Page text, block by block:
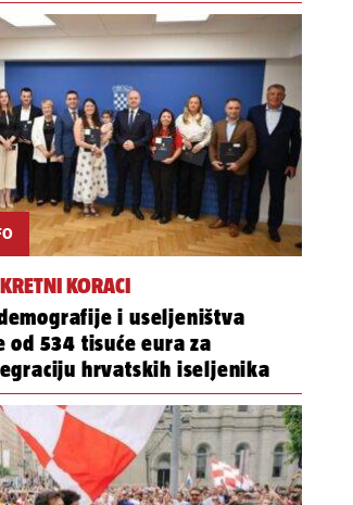
KORACI
i useljeništva
534 tisuće eura za
hrvatskih iseljenika